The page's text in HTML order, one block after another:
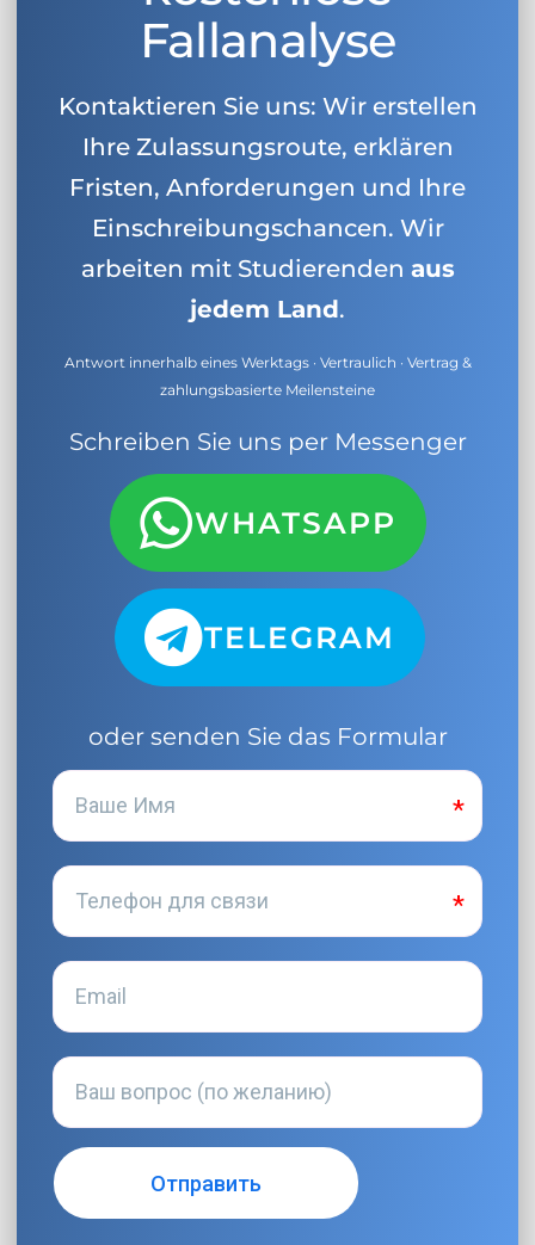
Fallanalyse
Kontaktieren Sie uns: Wir erstellen
Ihre Zulassungsroute, erklären
Fristen, Anforderungen und Ihre
Einschreibungschancen. Wir
arbeiten mit Studierenden aus
jedem Land.
Antwort innerhalb eines Werktags · Vertraulich · Vertrag &
zahlungsbasierte Meilensteine
Schreiben Sie uns per Messenger
WHATSAPP
TELEGRAM
oder senden Sie das Formular